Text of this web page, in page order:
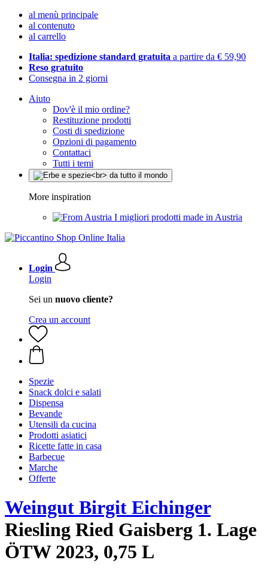
al menù principale
al contenuto
al carrello
Italia: spedizione standard gratuita a partire da € 59,90
Reso gratuito
Consegna in 2 giorni
Aiuto
Dov'è il mio ordine?
Restituzione prodotti
Costi di spedizione
Opzioni di pagamento
Contattaci
Tutti i temi
More inspiration
I migliori prodotti made in Austria
Login
Login
Sei un nuovo cliente?
Crea un account
Spezie
Snack dolci e salati
Dispensa
Bevande
Utensili da cucina
Prodotti asiatici
Ricette fatte in casa
Barbecue
Marche
Offerte
Weingut Birgit Eichinger
Riesling Ried Gaisberg 1. Lage
ÖTW 2023, 0,75 L